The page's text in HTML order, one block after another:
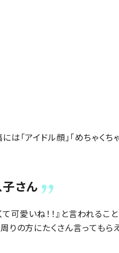
「アイドル顔」「めちゃくち
さん
可愛いね！！』と言われるこ
りの方にたくさん言ってもら